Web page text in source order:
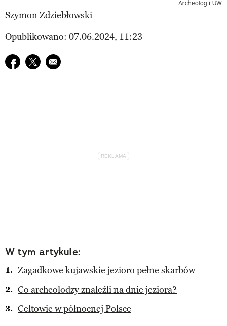
Archeologii UW
Szymon Zdziebłowski
Opublikowano: 07.06.2024, 11:23
Udostępnij na facebook
Udostępnij na twitter
E-mail do przyjaciela
W tym artykule:
Zagadkowe kujawskie jezioro pełne skarbów
Co archeolodzy znaleźli na dnie jeziora?
Celtowie w północnej Polsce